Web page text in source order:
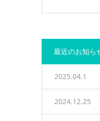
最近のお知ら
2025.04.1
2024.12.25